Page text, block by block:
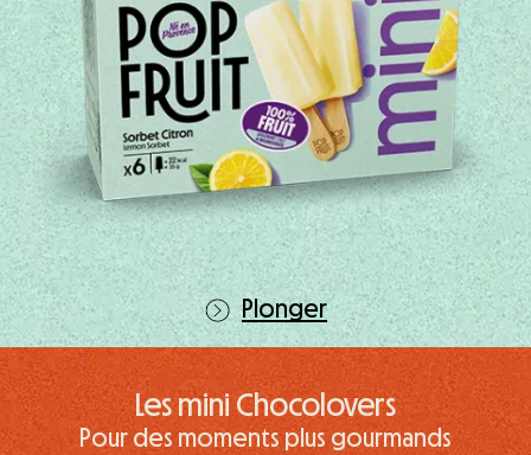
Plonger
Les mini Chocolovers
Pour des moments plus gourmands